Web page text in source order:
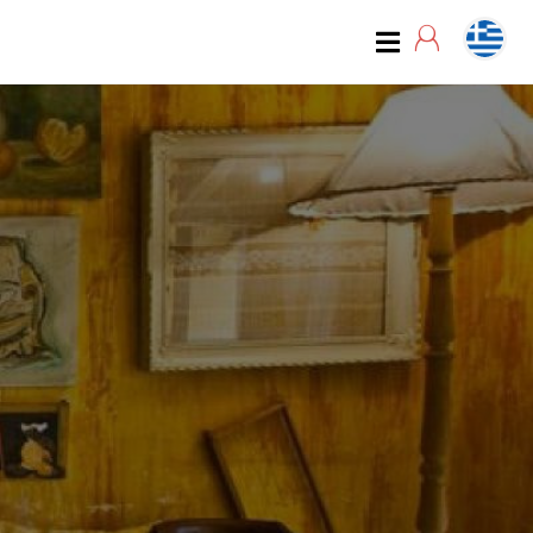
07:00 07:15 07:30
07:45
08:00
08:30
08:45
09:00
09:15 09:30
09:45
10:15 10:30
10:45
11:00
11:15
12:45
13:00
13:15 13:30
14:00
14:30
15:30
16:00
16:15 16:30